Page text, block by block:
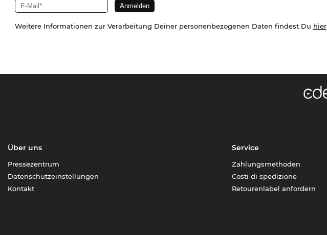
Weitere Informationen zur Verarbeitung Deiner personenbezogenen Daten findest Du hier
Über uns
Pressezentrum
Datenschutzeinstellungen
Kontakt
Service
Zahlungsmethoden
Costi di spedizione
Retourenlabel anfordern